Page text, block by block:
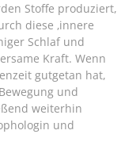
Stoffe produziert,
diese ‚innere
Schlaf und
Kraft. Wenn
gutgetan hat,
und
weiterhin
und